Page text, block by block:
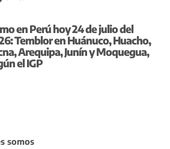
en Perú hoy 24 de julio del
Temblor en Huánuco, Huacho,
Arequipa, Junín y Moquegua,
el IGP
somos